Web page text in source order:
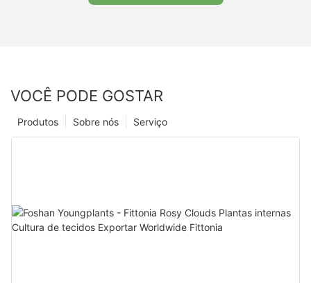
VOCÊ PODE GOSTAR
Serviço
Sobre nós
Produtos